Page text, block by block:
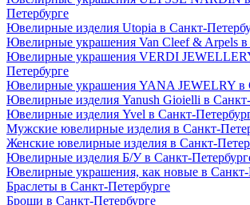
Петербурге
Ювелирные изделия Utopia в Санкт-
Ювелирные украшения Van Cleef & Arpels в
Ювелирные украшения VERDI
Петербурге
Ювелирные украшения YANA JEWELRY в
Ювелирные изделия Yanush Gioielli в
Ювелирные изделия Yvel в Санкт-
Мужские ювелирные изделия в Санкт-
Женские ювелирные изделия в Санкт-
Ювелирные изделия Б/У в Санкт-
Ювелирные украшения, как новые в Санкт-
Браслеты в Санкт-Петербурге
Броши в Санкт-Петербурге